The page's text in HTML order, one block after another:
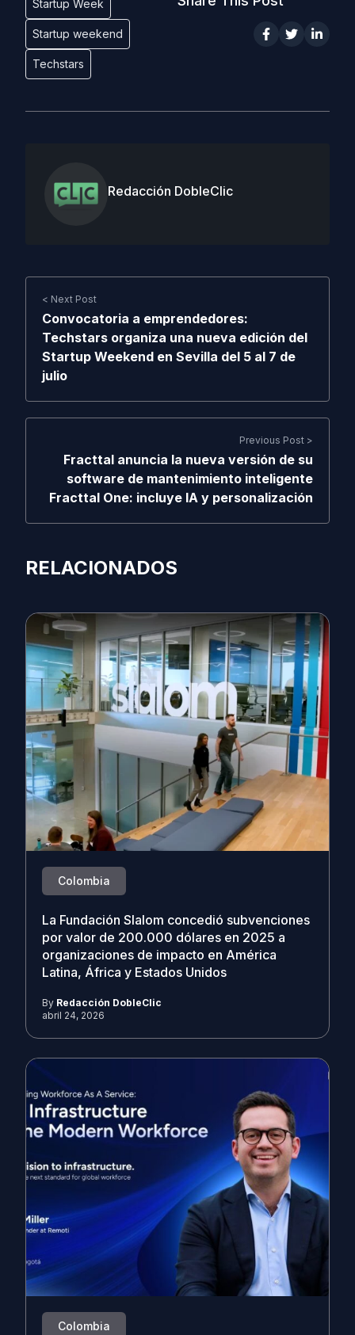
Startup Week
Startup weekend
Techstars
Redacción DobleClic
< Next Post
Convocatoria a emprendedores:
Techstars organiza una nueva edición del
Startup Weekend en Sevilla del 5 al 7 de
julio
Previous Post >
Fracttal anuncia la nueva versión de su
software de mantenimiento inteligente
Fracttal One: incluye IA y personalización
RELACIONADOS
Colombia
La Fundación Slalom concedió subvenciones
por valor de 200.000 dólares en 2025 a
organizaciones de impacto en América
Latina, África y Estados Unidos
By Redacción DobleClic
abril 24, 2026
Colombia